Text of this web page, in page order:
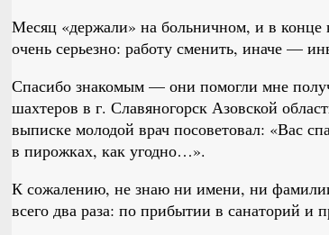
Месяц «держали» на больничном, и в конце
очень серьезно: работу сменить, иначе —
Спасибо знакомым — они помогли мне
шахтеров в г. Славяногорск Азовской
выписке молодой врач посоветовал: «Вас
в пирожках, как угодно…».
К сожалению, не знаю ни имени, ни
всего два раза: по прибытии в санаторий и